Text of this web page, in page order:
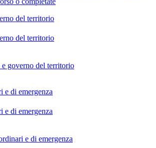
del territorio
del territorio
governo del territorio
e di emergenza
e di emergenza
e di emergenza